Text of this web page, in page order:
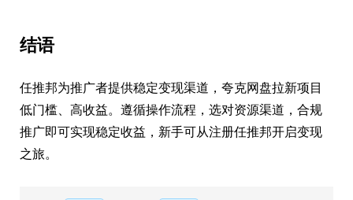
结语
任推邦为推广者提供稳定变现渠道，夸克网盘拉新项目
低门槛、高收益。遵循操作流程，选对资源渠道，合规
推广即可实现稳定收益，新手可从注册任推邦开启变现
之旅。